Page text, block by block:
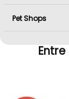
Pet Shops